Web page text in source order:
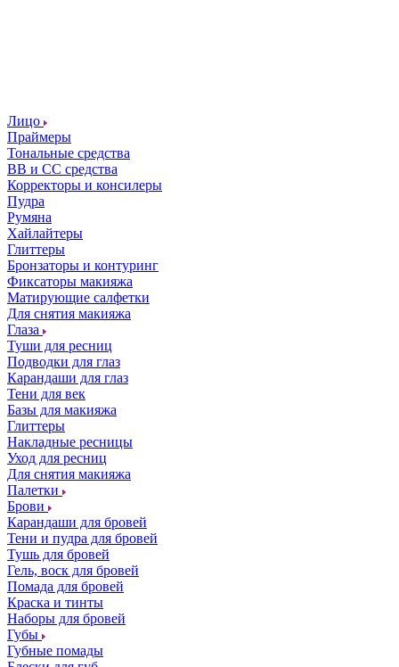
Лицо
Праймеры
Тональные средства
ВВ и СС средства
Корректоры и консилеры
Пудра
Румяна
Хайлайтеры
Глиттеры
Бронзаторы и контуринг
Фиксаторы макияжа
Матирующие салфетки
Для снятия макияжа
Глаза
Туши для ресниц
Подводки для глаз
Карандаши для глаз
Тени для век
Базы для макияжа
Глиттеры
Накладные ресницы
Уход для ресниц
Для снятия макияжа
Палетки
Брови
Карандаши для бровей
Тени и пудра для бровей
Тушь для бровей
Гель, воск для бровей
Помада для бровей
Краска и тинты
Наборы для бровей
Губы
Губные помады